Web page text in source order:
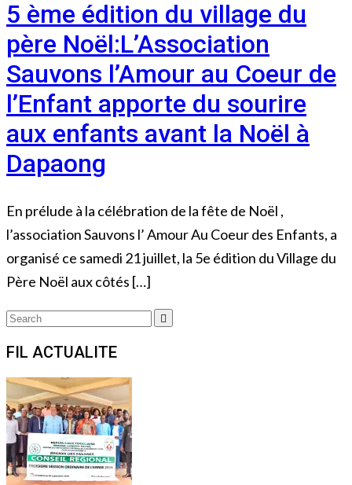
5 ème édition du village du
père Noël:L’Association
Sauvons l’Amour au Coeur de
l’Enfant apporte du sourire
aux enfants avant la Noël à
Dapaong
En prélude à la célébration de la fête de Noël ,
l’association Sauvons l’ Amour Au Coeur des Enfants, a
organisé ce samedi 21 juillet, la 5e édition du Village du
Père Noël aux côtés […]
Search
FIL ACTUALITE